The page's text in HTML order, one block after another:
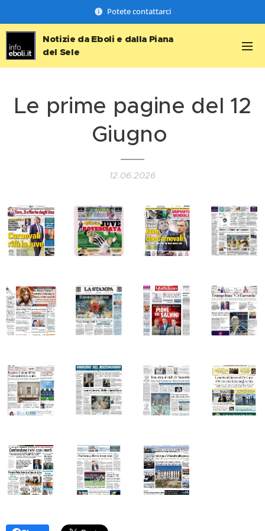
Potete contattarci
Notizie da Eboli e dalla Piana
del Sele
Le prime pagine del 12
Giugno
12.06.2026